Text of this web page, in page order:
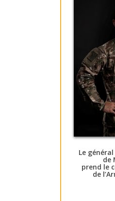
Le général
de
prend le
de